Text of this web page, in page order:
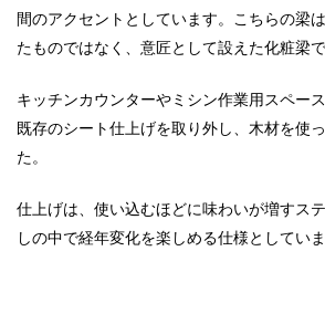
間のアクセントとしています。こちらの梁
たものではなく、意匠として設えた化粧梁で
キッチンカウンターやミシン作業用スペー
既存のシート仕上げを取り外し、木材を使
た。
仕上げは、使い込むほどに味わいが増すス
しの中で経年変化を楽しめる仕様としていま